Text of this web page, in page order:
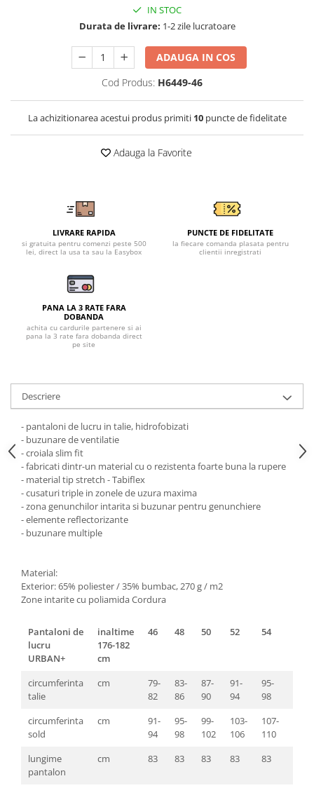
Combinezoane de lucru
impermeabile
Costume de ploaie impermeabile
Sorturi impermeabile
Pantaloni de lucru in talie
Pentru sudura
Pantaloni de protectie
Sorturi
Veste de lucru
Pentru femei
Bluze pentru femei
Fleece-uri
Halate
Jachete / Bluze salopeta
Pantaloni de lucru cu pieptar
Pantaloni de lucru in talie
IN STOC
Durata de livrare: 1-2 zile lucratoare
ADAUGA IN COS
Cod Produs: H6449-46
La achizitionarea acestui produs primiti 10puncte de fidelitate
Adauga la Favorite
LIVRARE RAPIDA
si gratuita pentru comenzi peste 500
lei, direct la usa ta sau la Easybox
PUNCTE DE FIDELITATE
la fiecare comanda plasata pentru
clientii inregistrati
PANA LA 3 RATE FARA
DOBANDA
achita cu cardurile partenere si ai
pana la 3 rate fara dobanda direct
pe site
Descriere
- pantaloni de lucru in talie, hidrofobizati
- buzunare de ventilatie
- croiala slim fit
- fabricati dintr-un material cu o rezistenta foarte buna la rupere
- material tip stretch - Tabiflex
- cusaturi triple in zonele de uzura maxima
- zona genunchilor intarita si buzunar pentru genunchiere
- elemente reflectorizante
- buzunare multiple
Material:
Exterior: 65% poliester / 35% bumbac, 270 g / m2
Zone intarite cu poliamida Cordura
Pantaloni de
lucru
URBAN+
inaltime
176-182
cm
46 48 50 52 54
circumferinta
talie
cm
79-
82
83-
86
87-
90
91-
94
95-
98
circumferinta
sold
cm
91-
94
95-
98
99-
102
103-
106
107-
110
lungime
pantalon
cm 83 83 83 83 83